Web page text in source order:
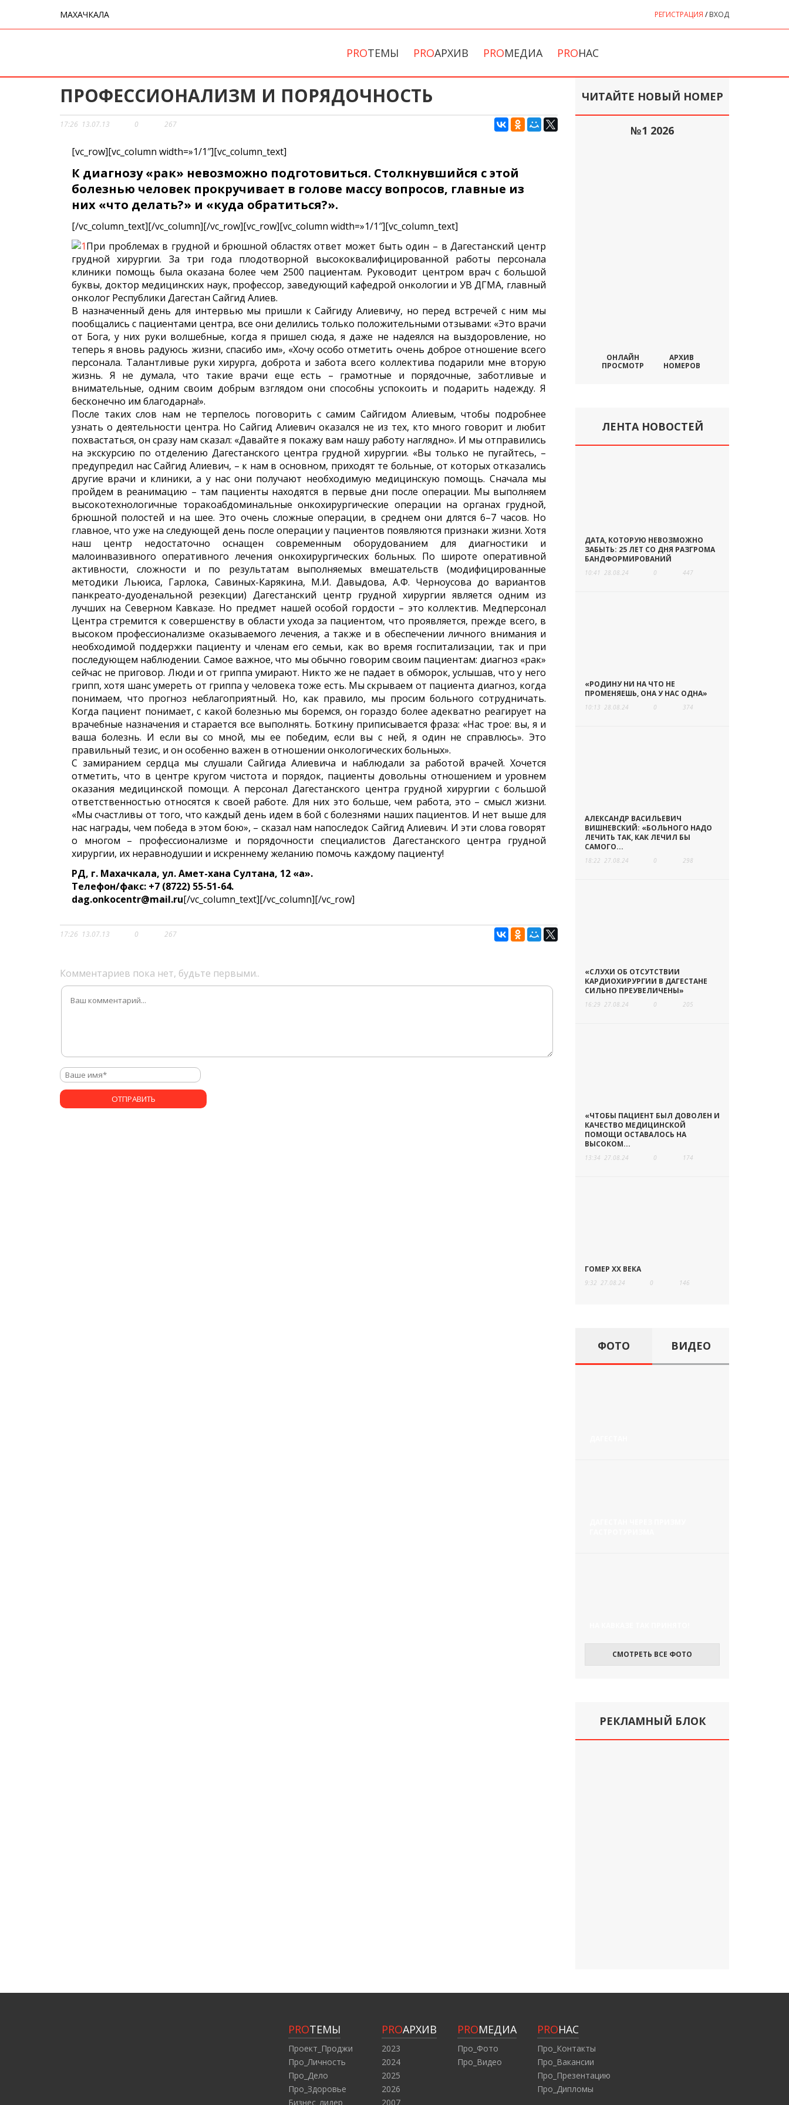
МАХАЧКАЛА РЕГИСТРАЦИЯ /ВХОД
PROТЕМЫ PROАРХИВ PROМЕДИА PROНАС
ПРОФЕССИОНАЛИЗМ И ПОРЯДОЧНОСТЬ
17:26 13.07.13 0 267
[vc_row][vc_column width=»1/1″][vc_column_text]
К диагнозу «рак» невозможно подготовиться. Столкнувшийся с этой
болезнью человек прокручивает в голове массу вопросов, главные из
них «что делать?» и «куда обратиться?».
[/vc_column_text][/vc_column][/vc_row][vc_row][vc_column width=»1/1″][vc_column_text]
При проблемах в грудной и брюшной областях ответ может быть один – в Дагестанский центр
грудной хирургии. За три года плодотворной высококвалифицированной работы персонала
клиники помощь была оказана более чем 2500 пациентам. Руководит центром врач с большой
буквы, доктор медицинских наук, профессор, заведующий кафедрой онкологии и УВ ДГМА, главный
онколог Республики Дагестан Сайгид Алиев.
В назначенный день для интервью мы пришли к Сайгиду Алиевичу, но перед встречей с ним мы
пообщались с пациентами центра, все они делились только положительными отзывами: «Это врачи
от Бога, у них руки волшебные, когда я пришел сюда, я даже не надеялся на выздоровление, но
теперь я вновь радуюсь жизни, спасибо им», «Хочу особо отметить очень доброе отношение всего
персонала. Талантливые руки хирурга, доброта и забота всего коллектива подарили мне вторую
жизнь. Я не думала, что такие врачи еще есть – грамотные и порядочные, заботливые и
внимательные, одним своим добрым взглядом они способны успокоить и подарить надежду. Я
бесконечно им благодарна!».
После таких слов нам не терпелось поговорить с самим Сайгидом Алиевым, чтобы подробнее
узнать о деятельности центра. Но Сайгид Алиевич оказался не из тех, кто много говорит и любит
похвастаться, он сразу нам сказал: «Давайте я покажу вам нашу работу наглядно». И мы отправились
на экскурсию по отделению Дагестанского центра грудной хирургии. «Вы только не пугайтесь, –
предупредил нас Сайгид Алиевич, – к нам в основном, приходят те больные, от которых отказались
другие врачи и клиники, а у нас они получают необходимую медицинскую помощь. Сначала мы
пройдем в реанимацию – там пациенты находятся в первые дни после операции. Мы выполняем
высокотехнологичные торакоабдоминальные онкохирургические операции на органах грудной,
брюшной полостей и на шее. Это очень сложные операции, в среднем они длятся 6–7 часов. Но
главное, что уже на следующей день после операции у пациентов появляются признаки жизни. Хотя
наш центр недостаточно оснащен современным оборудованием для диагностики и
малоинвазивного оперативного лечения онкохирургических больных. По широте оперативной
активности, сложности и по результатам выполняемых вмешательств (модифицированные
методики Льюиса, Гарлока, Савиных-Карякина, М.И. Давыдова, А.Ф. Черноусова до вариантов
панкреато-дуоденальной резекции) Дагестанский центр грудной хирургии является одним из
лучших на Северном Кавказе. Но предмет нашей особой гордости – это коллектив. Медперсонал
Центра стремится к совершенству в области ухода за пациентом, что проявляется, прежде всего, в
высоком профессионализме оказываемого лечения, а также и в обеспечении личного внимания и
необходимой поддержки пациенту и членам его семьи, как во время госпитализации, так и при
последующем наблюдении. Самое важное, что мы обычно говорим своим пациентам: диагноз «рак»
сейчас не приговор. Люди и от гриппа умирают. Никто же не падает в обморок, услышав, что у него
грипп, хотя шанс умереть от гриппа у человека тоже есть. Мы скрываем от пациента диагноз, когда
понимаем, что прогноз неблагоприятный. Но, как правило, мы просим больного сотрудничать.
Когда пациент понимает, с какой болезнью мы боремся, он гораздо более адекватно реагирует на
врачебные назначения и старается все выполнять. Боткину приписывается фраза: «Нас трое: вы, я и
ваша болезнь. И если вы со мной, мы ее победим, если вы с ней, я один не справлюсь». Это
правильный тезис, и он особенно важен в отношении онкологических больных».
С замиранием сердца мы слушали Сайгида Алиевича и наблюдали за работой врачей. Хочется
отметить, что в центре кругом чистота и порядок, пациенты довольны отношением и уровнем
оказания медицинской помощи. А персонал Дагестанского центра грудной хирургии с большой
ответственностью относятся к своей работе. Для них это больше, чем работа, это – смысл жизни.
«Мы счастливы от того, что каждый день идем в бой с болезнями наших пациентов. И нет выше для
нас награды, чем победа в этом бою», – сказал нам напоследок Сайгид Алиевич. И эти слова говорят
о многом – профессионализме и порядочности специалистов Дагестанского центра грудной
хирургии, их неравнодушии и искреннему желанию помочь каждому пациенту!
РД, г. Махачкала, ул. Амет-хана Султана, 12 «а».
Телефон/факс: +7 (8722) 55-51-64.
dag.onkocentr@mail.ru[/vc_column_text][/vc_column][/vc_row]
17:26 13.07.13 0 267
Комментариев пока нет, будьте первыми..
ЧИТАЙТЕ НОВЫЙ НОМЕР
№1 2026
ОНЛАЙН
ПРОСМОТР
АРХИВ
НОМЕРОВ
ЛЕНТА НОВОСТЕЙ
ДАТА, КОТОРУЮ НЕВОЗМОЖНО
ЗАБЫТЬ: 25 ЛЕТ СО ДНЯ РАЗГРОМА
БАНДФОРМИРОВАНИЙ
10:41 28.08.24 0 447
«РОДИНУ НИ НА ЧТО НЕ
ПРОМЕНЯЕШЬ, ОНА У НАС ОДНА»
10:13 28.08.24 0 374
АЛЕКСАНДР ВАСИЛЬЕВИЧ
ВИШНЕВСКИЙ: «БОЛЬНОГО НАДО
ЛЕЧИТЬ ТАК, КАК ЛЕЧИЛ БЫ
САМОГО...
18:22 27.08.24 0 298
«СЛУХИ ОБ ОТСУТСТВИИ
КАРДИОХИРУРГИИ В ДАГЕСТАНЕ
СИЛЬНО ПРЕУВЕЛИЧЕНЫ»
16:29 27.08.24 0 205
«ЧТОБЫ ПАЦИЕНТ БЫЛ ДОВОЛЕН И
КАЧЕСТВО МЕДИЦИНСКОЙ
ПОМОЩИ ОСТАВАЛОСЬ НА
ВЫСОКОМ...
13:34 27.08.24 0 174
ГОМЕР ХХ ВЕКА
9:32 27.08.24 0 146
ФОТО ВИДЕО
СМОТРЕТЬ ВСЕ ФОТО
РЕКЛАМНЫЙ БЛОК
PROТЕМЫ
Проект_Проджи
Про_Личность
Про_Дело
Про_Здоровье
Бизнес_лидер
PROАРХИВ
2023
2024
2025
2026
2007
PROМЕДИА
Про_Фото
Про_Видео
PROНАС
Про_Контакты
Про_Вакансии
Про_Презентацию
Про_Дипломы